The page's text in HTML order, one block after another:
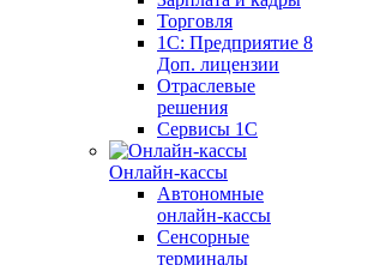
Торговля
1C: Предприятие 8
Доп. лицензии
Отраслевые
решения
Сервисы 1С
Онлайн-кассы
Автономные
онлайн-кассы
Сенсорные
терминалы